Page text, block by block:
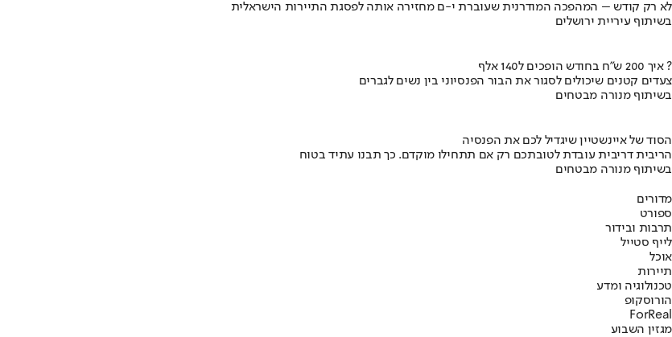
לא רק קודש – המהפכה המודרנית שעוברת י-ם מחזירה אותה לפסגת התיירות הישראלית
בשיתוף עיריית ירושלים
איך 200 ש"ח בחודש הופכים ל140 אלף ?
צעדים קטנים שיכולים לסגור את הבור הפנסיוני בין נשים לגברים
בשיתוף מנורה מבטחים
הסוד של איינשטיין שיגדיל לכם את הפנסיה
הריבית דריבית עובדת לטובתכם רק אם תתחילו מוקדם. כך תבנו עתיד בטוח
בשיתוף מנורה מבטחים
מדורים
ספורט
תרבות ובידור
לייף סטייל
אוכל
תיירות
טכנולוגיה ומדע
הורוסקופ
ForReal
מגזין השבוע